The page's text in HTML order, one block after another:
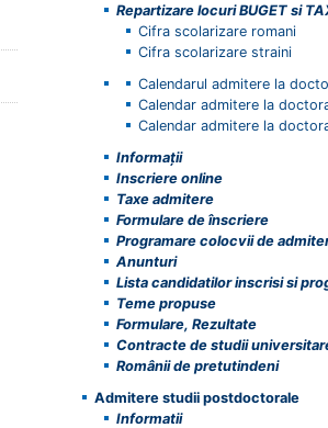
Repartizare locuri BUGET si
Cifra scolarizare romani
Cifra scolarizare straini
Calendarul admitere la
Calendar admitere la
Calendar admitere la
Informații
Inscriere online
Taxe admitere
Formulare de înscriere
Programare colocvii de
Anunturi
Lista candidatilor inscrisi si
Teme propuse
Formulare, Rezultate
Contracte de studii
Românii de pretutindeni
Admitere studii postdoctorale
Informatii